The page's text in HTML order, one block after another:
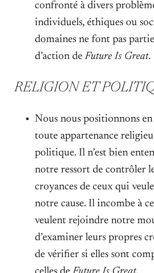
confronté à divers
individuels, éthiques ou
domaines ne font pas
d’action deFuture Is Great.
RELIGION ET
Nous nous positionnons
toute appartenance
politique. Il n’est bien
notre ressort de contrôler
croyances de ceux qui
notre cause. Il incombe à
veulent rejoindre notre
d’examiner leurs propres
de vérifier si elles sont